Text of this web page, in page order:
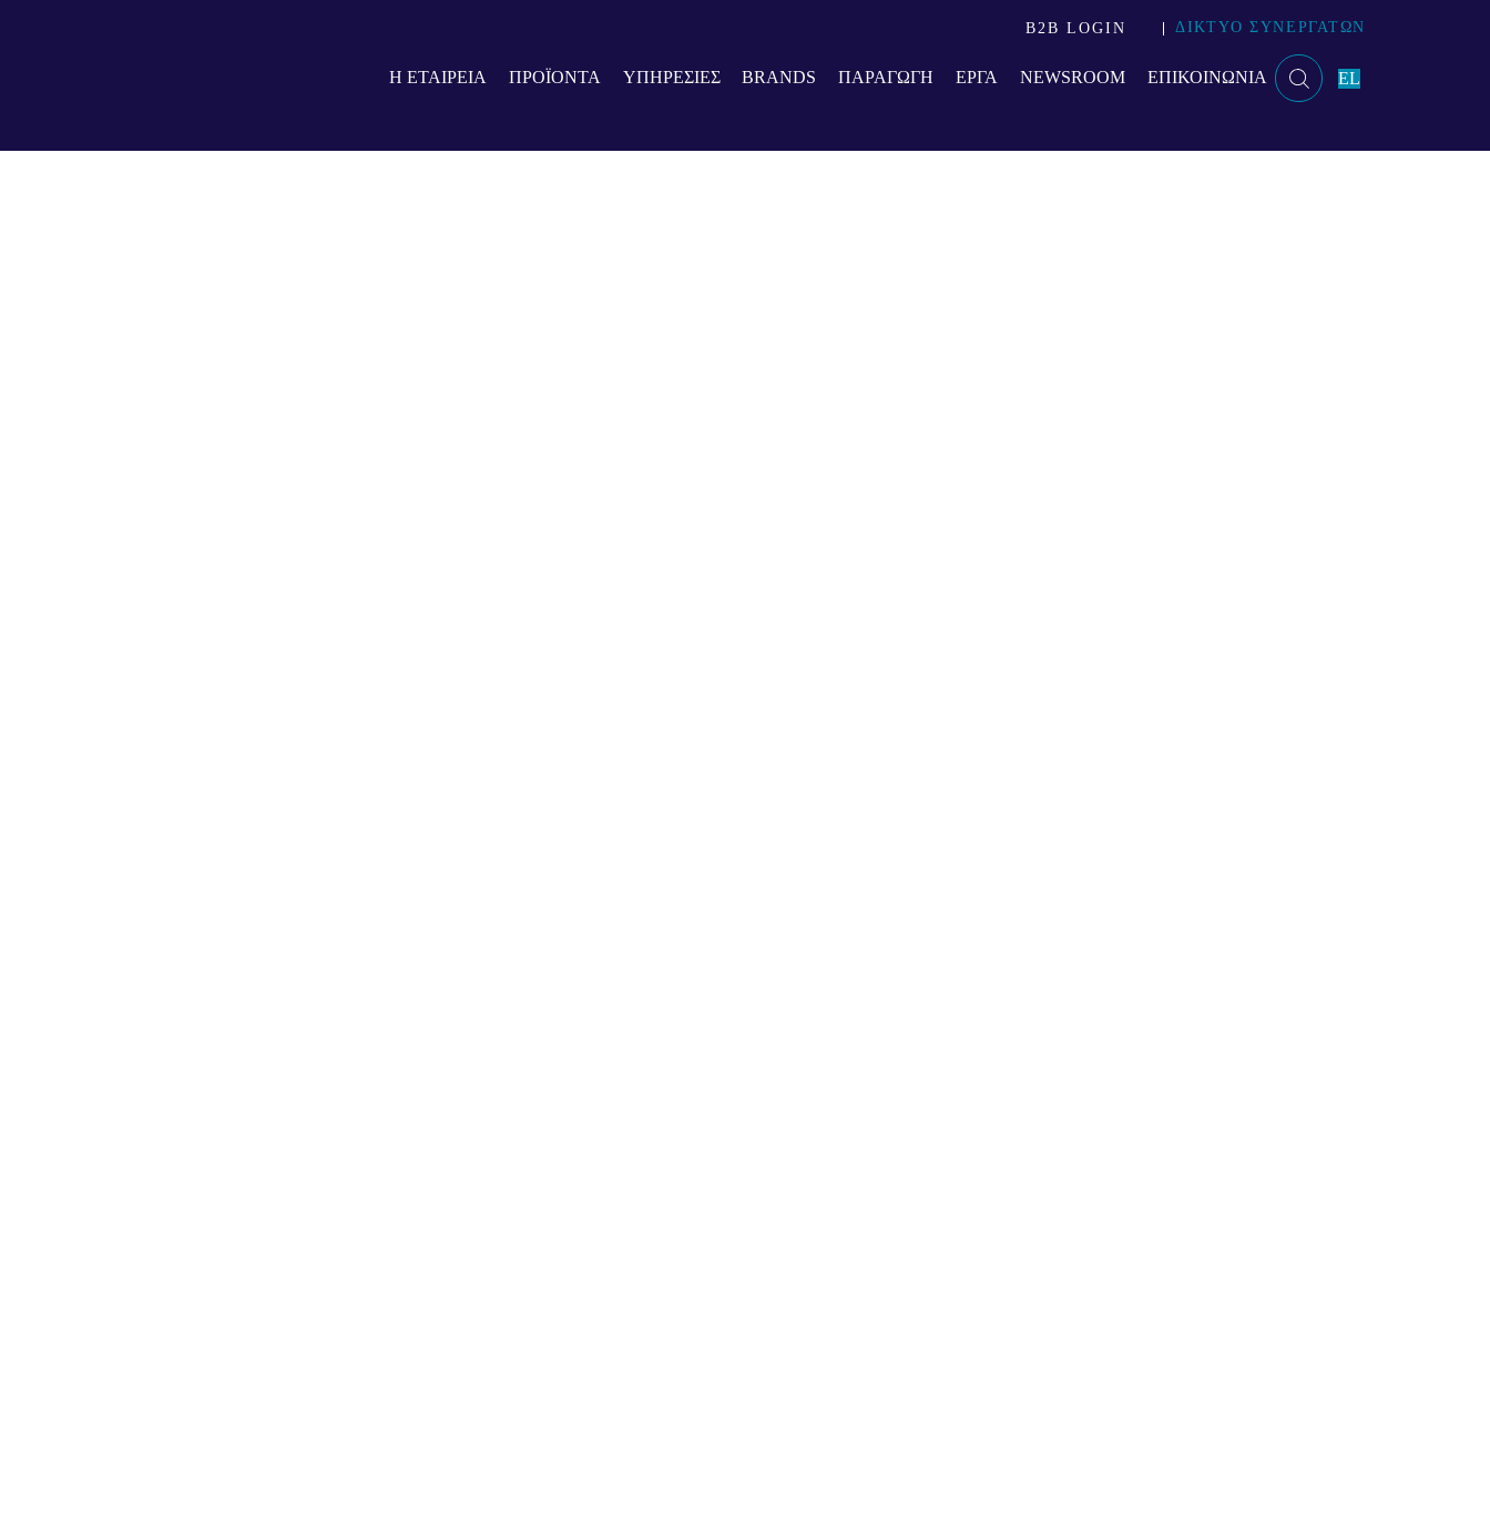
B2B LOGIN ΔΙΚΤΥΟ ΣΥΝΕΡΓΑΤΩΝ
Η ΕΤΑΙΡΕΙΑ ΠΡΟΪΟΝΤΑ ΥΠΗΡΕΣΙΕΣ BRANDS ΠΑΡΑΓΩΓΗ ΕΡΓΑ NEWSROOM ΕΠΙΚΟΙΝΩΝΙΑ EL